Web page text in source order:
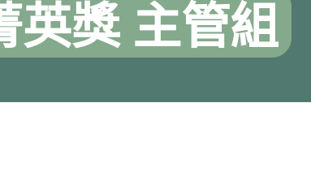
英獎 主管組